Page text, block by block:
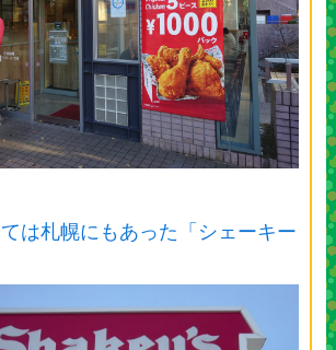
ては札幌にもあった「シェーキー